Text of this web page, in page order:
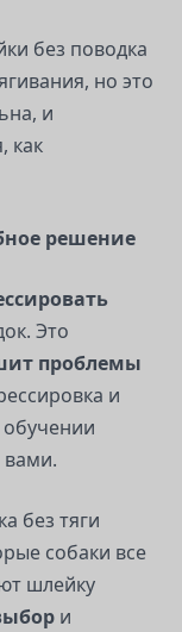
без поводка
но это
и
как
решение
Это
проблемы
и
вами.
без тяги
собаки все
шлейку
и